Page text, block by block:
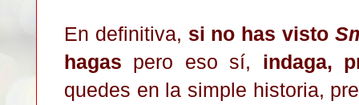
En definitiva, si no has visto
hagas pero eso sí, indaga,
quedes en la simple historia,